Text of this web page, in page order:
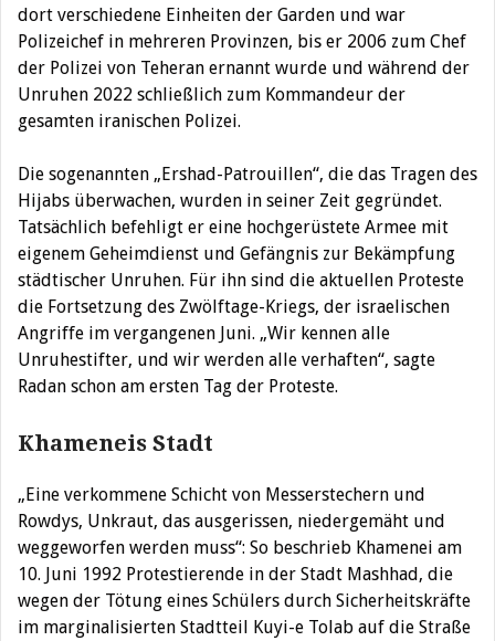
dort verschiedene Einheiten der Garden und war
Polizeichef in mehreren Provinzen, bis er 2006 zum Chef
der Polizei von Teheran ernannt wurde und während der
Unruhen 2022 schließlich zum Kommandeur der
gesamten iranischen Polizei.
Die sogenannten „Ershad-Patrouillen“, die das Tragen des
Hijabs überwachen, wurden in seiner Zeit gegründet.
Tatsächlich befehligt er eine hochgerüstete Armee mit
eigenem Geheimdienst und Gefängnis zur Bekämpfung
städtischer Unruhen. Für ihn sind die aktuellen Proteste
die Fortsetzung des Zwölftage-Kriegs, der israelischen
Angriffe im vergangenen Juni. „Wir kennen alle
Unruhestifter, und wir werden alle verhaften“, sagte
Radan schon am ersten Tag der Proteste.
Khameneis Stadt
„Eine verkommene Schicht von Messerstechern und
Rowdys, Unkraut, das ausgerissen, niedergemäht und
weggeworfen werden muss“: So beschrieb Khamenei am
10. Juni 1992 Protestierende in der Stadt Mashhad, die
wegen der Tötung eines Schülers durch Sicherheitskräfte
im marginalisierten Stadtteil Kuyi-e Tolab auf die Straße